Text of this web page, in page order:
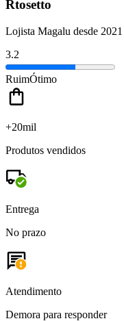
Rtosetto
Lojista Magalu desde 2021
3.2
RuimÓtimo
+20mil
Produtos vendidos
Entrega
No prazo
Atendimento
Demora para responder